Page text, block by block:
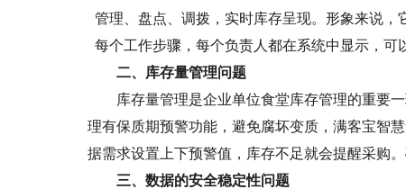
管理、盘点、调拨，实时库存呈现。形象来说，
每个工作步骤，每个负责人都在系统中显示，可
二、库存量管理问题
库存量管理是企业单位食堂库存管理的重要
理有保质期预警功能，避免腐坏变质，满客宝智
据需求设置上下预警值，库存不足就会提醒采购。
三、数据的安全稳定性问题